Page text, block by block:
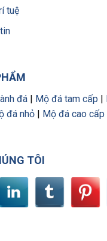
tuệ
đá Mộ đá tam cấp
đá nhỏ Mộ đá cao cấp
TÔI